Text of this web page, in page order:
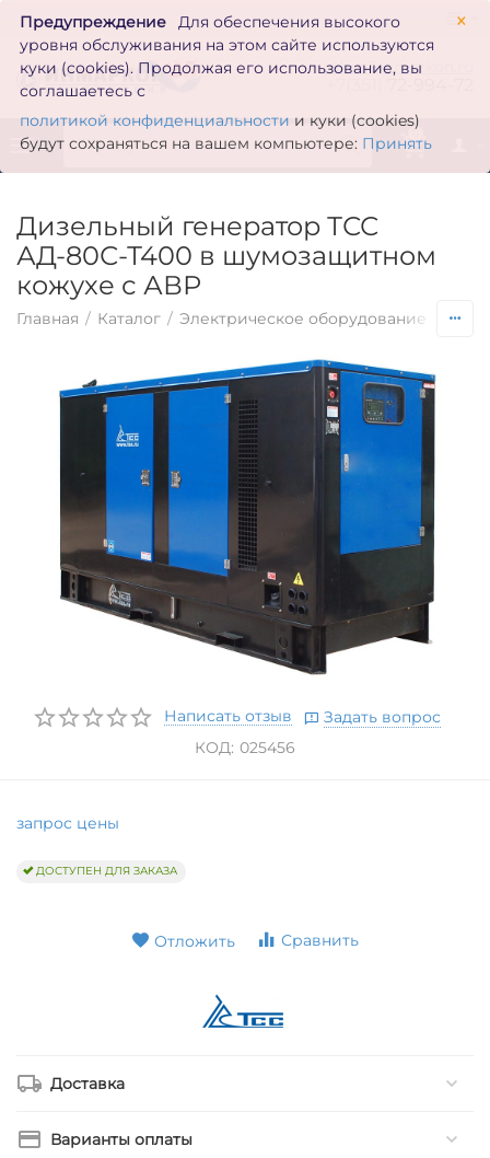
×
Предупреждение
Для обеспечения высокого
уровня обслуживания на этом сайте используются
куки (cookies). Продолжая его использование, вы
соглашаетесь с
политикой конфиденциальности и куки (cookies)
будут сохраняться на вашем компьютере: Принять
zakaz@inmarkon.ru
0
Дизельный генератор ТСС
АД-80С-Т400 в шумозащитном
кожухе с АВР
Главная / Каталог / Электрическое оборудование
Написать отзыв
Задать вопрос
КОД: 025456
запрос цены
ДОСТУПЕН ДЛЯ ЗАКАЗА
Отложить Сравнить
Доставка
Варианты оплаты